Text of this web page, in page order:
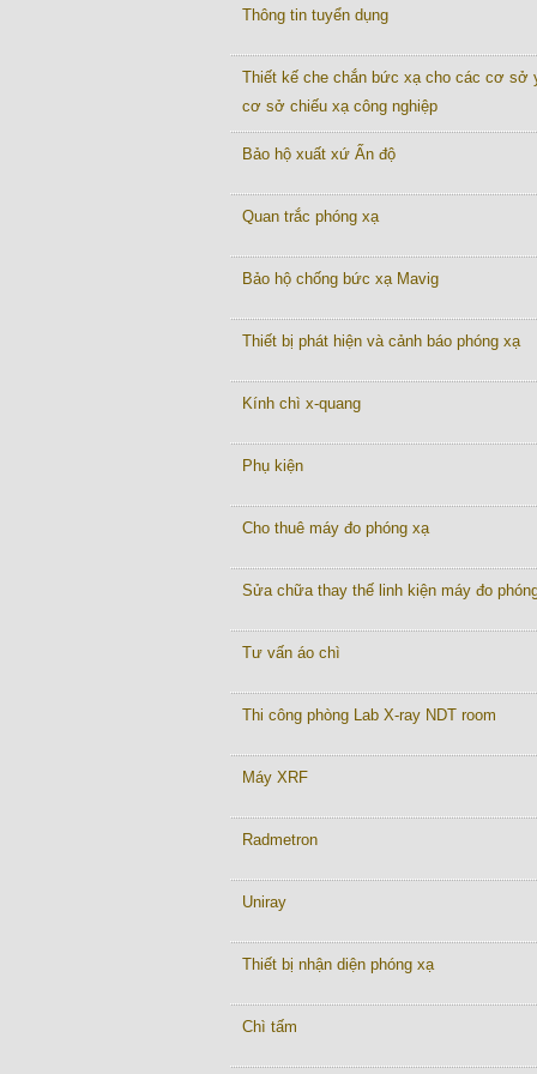
Thông tin tuyển dụng
Thiết kế che chắn bức xạ cho các cơ sở
cơ sở chiếu xạ công nghiệp
Bảo hộ xuất xứ Ấn độ
Quan trắc phóng xạ
Bảo hộ chống bức xạ Mavig
Thiết bị phát hiện và cảnh báo phóng xạ
Kính chì x-quang
Phụ kiện
Cho thuê máy đo phóng xạ
Sửa chữa thay thế linh kiện máy đo
Tư vấn áo chì
Thi công phòng Lab X-ray NDT room
Máy XRF
Radmetron
Uniray
Thiết bị nhận diện phóng xạ
Chì tấm